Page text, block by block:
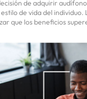
de adquirir
estilo de vida del
que los beneficios